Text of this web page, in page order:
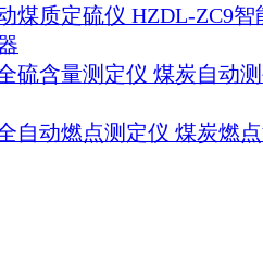
煤质定硫仪 HZDL-ZC9智
硫含量测定仪 煤炭自动
自动燃点测定仪 煤炭燃